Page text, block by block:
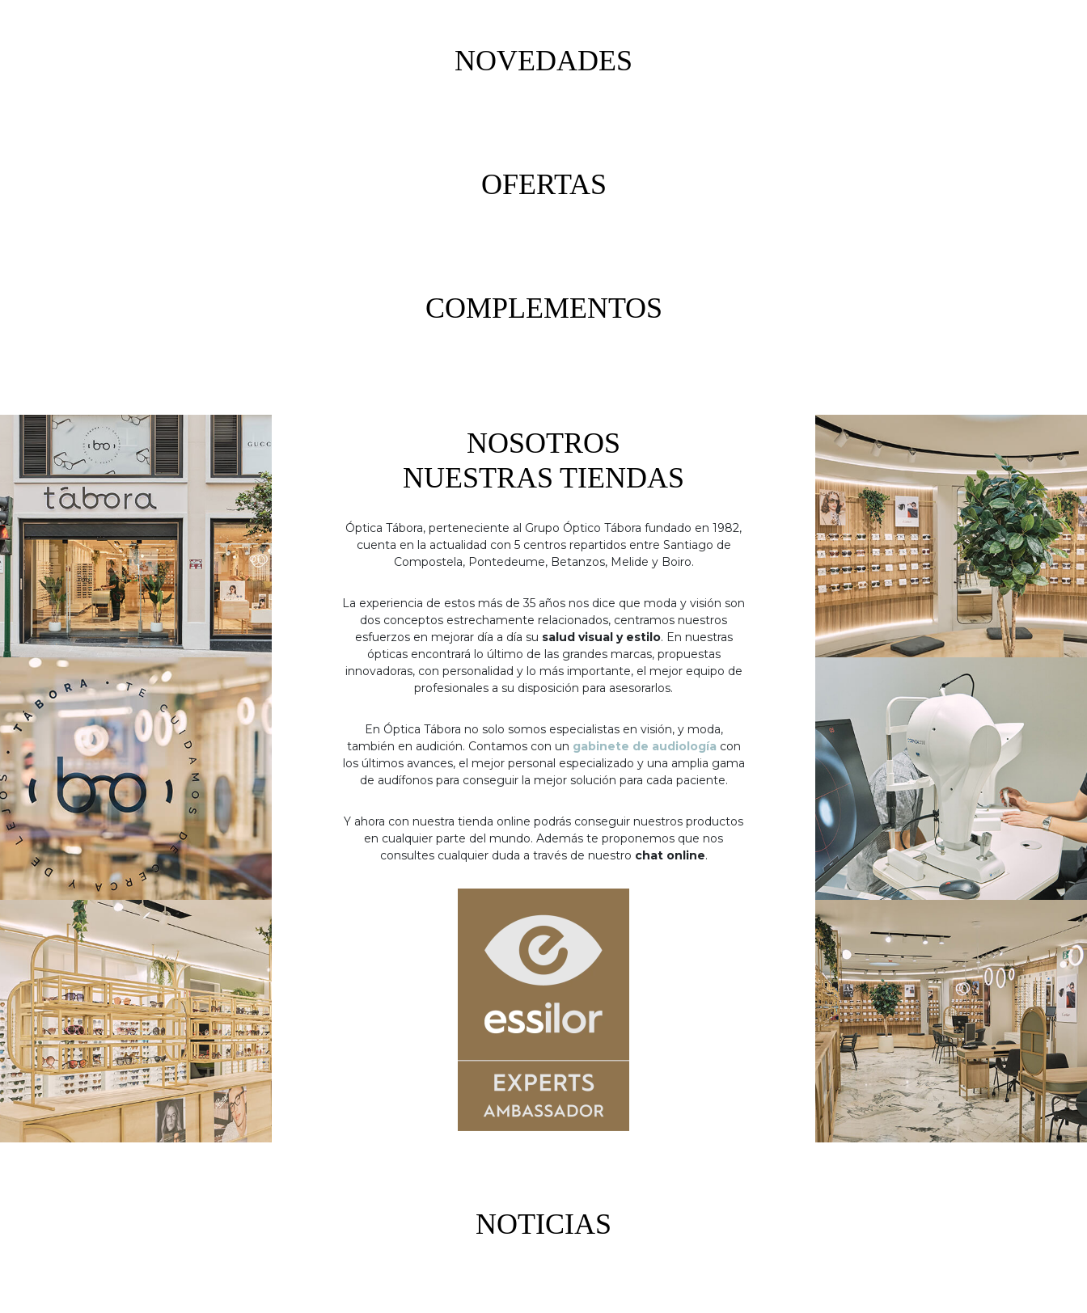
NOVEDADES
OFERTAS
COMPLEMENTOS
NOSOTROS
NUESTRAS TIENDAS
Óptica Tábora, perteneciente al Grupo Óptico Tábora fundado en 1982,
cuenta en la actualidad con 5 centros repartidos entre Santiago de
Compostela, Pontedeume, Betanzos, Melide y Boiro.
La experiencia de estos más de 35 años nos dice que moda y visión son
dos conceptos estrechamente relacionados, centramos nuestros
esfuerzos en mejorar día a día su salud visual y estilo. En nuestras
ópticas encontrará lo último de las grandes marcas, propuestas
innovadoras, con personalidad y lo más importante, el mejor equipo de
profesionales a su disposición para asesorarlos.
En Óptica Tábora no solo somos especialistas en visión, y moda,
también en audición. Contamos con un gabinete de audiología con
los últimos avances, el mejor personal especializado y una amplia gama
de audífonos para conseguir la mejor solución para cada paciente.
Y ahora con nuestra tienda online podrás conseguir nuestros productos
en cualquier parte del mundo. Además te proponemos que nos
consultes cualquier duda a través de nuestro chat online.
NOTICIAS